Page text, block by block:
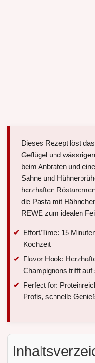
Dieses Rezept löst
Geflügel und
beim Anbraten und
Sahne und
herzhaften
die Pasta mit
REWE zum idealen
Effort/Time: 15
Kochzeit
Flavor Hook:
Champignons trifft
Perfect for:
Profis, schnelle